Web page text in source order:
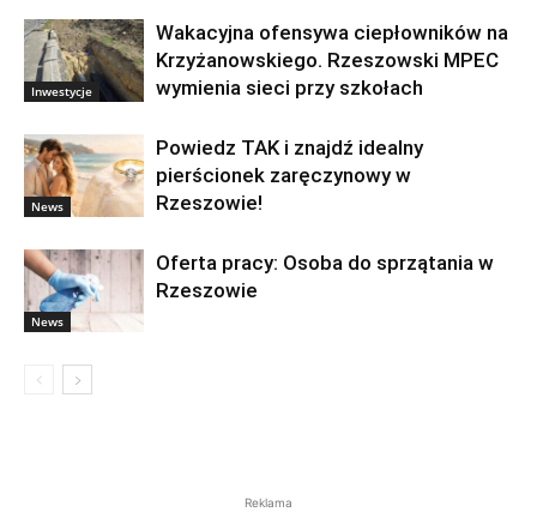
Inwestycje
Wakacyjna ofensywa ciepłowników na
Krzyżanowskiego. Rzeszowski MPEC
wymienia sieci przy szkołach
News
Powiedz TAK i znajdź idealny
pierścionek zaręczynowy w
Rzeszowie!
News
Oferta pracy: Osoba do sprzątania w
Rzeszowie
Reklama